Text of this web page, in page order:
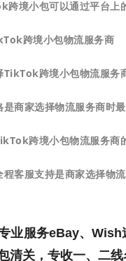
跨境小包可以通过平台
跨境小包物流服务商
TikTok跨境小包物流服
是商家选择物流服务商
跨境小包物流服务
程客服支持是商家选择物
业服务eBay、
清关，专收一、二